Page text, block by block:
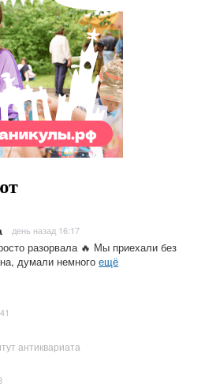
день назад 16:17
разорвала 🔥 Мы приехали без
думали немного ещё
антиквариата